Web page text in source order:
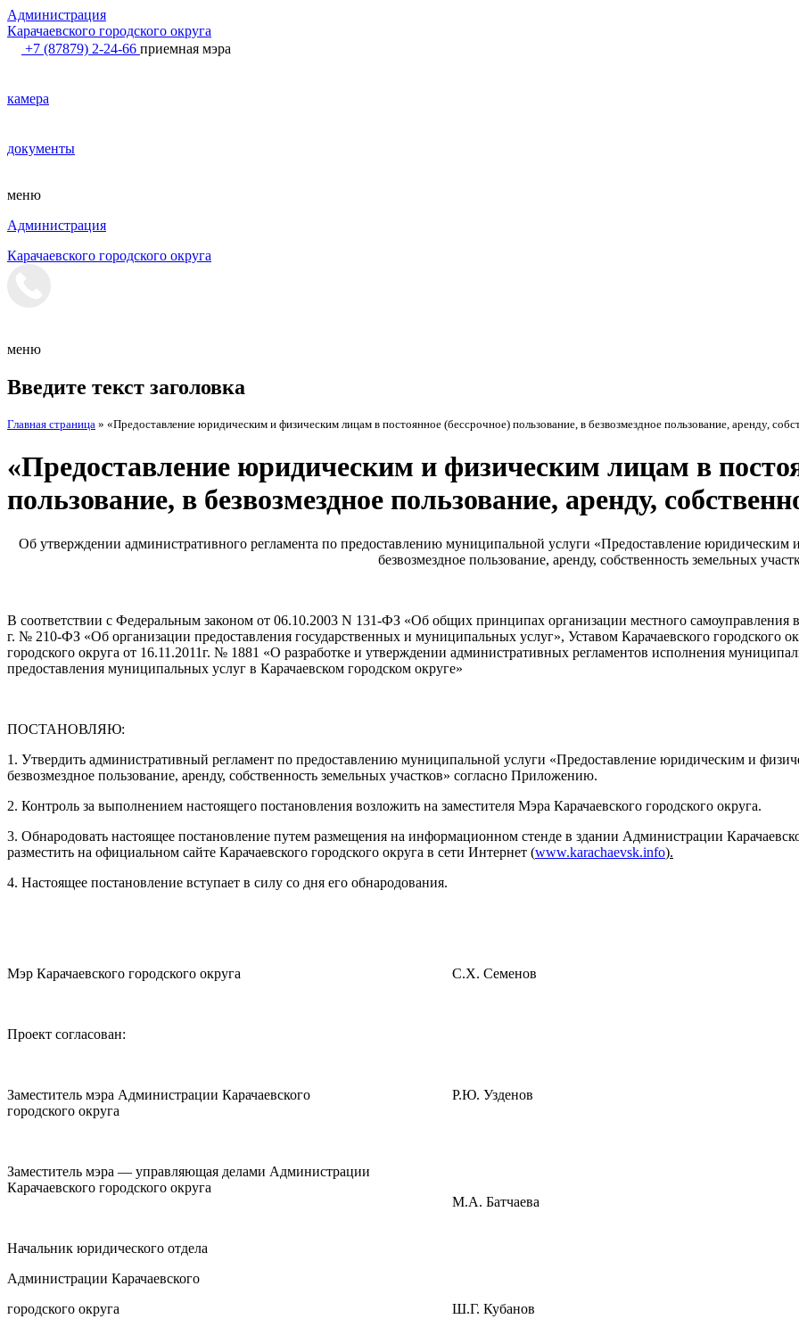
Администрация
Карачаевского городского округа
+7 (87879) 2-24-66 приемная мэра
камера
документы
меню
Администрация
Карачаевского городского округа
меню
Введите текст заголовка
Главная страница » «Предоставление юридическим и физическим лицам в постоянное (бессрочное) пользование, в безвозмездное пользование, аренду,
«Предоставление юридическим и физическим лицам в
пользование, в безвозмездное пользование, аренду,
Об утверждении административного регламента по предоставлению муниципальной услуги «Предоставление юридическим
безвозмездное пользование, аренду, собственность земельных
В соответствии с Федеральным законом от 06.10.2003 N 131-ФЗ «Об общих принципах организации местного
г. № 210-ФЗ «Об организации предоставления государственных и муниципальных услуг», Уставом Карачаевского городского
городского округа от 16.11.2011г. № 1881 «О разработке и утверждении административных регламентов исполнения
предоставления муниципальных услуг в Карачаевском городском округе»
ПОСТАНОВЛЯЮ:
1. Утвердить административный регламент по предоставлению муниципальной услуги «Предоставление юридическим и
безвозмездное пользование, аренду, собственность земельных участков» согласно Приложению.
2. Контроль за выполнением настоящего постановления возложить на заместителя Мэра Карачаевского городского округа.
3. Обнародовать настоящее постановление путем размещения на информационном стенде в здании Администрации
разместить на официальном сайте Карачаевского городского округа в сети Интернет (www.karachaevsk.info).
4. Настоящее постановление вступает в силу со дня его обнародования.
Мэр Карачаевского городского округа С.Х. Семенов
Проект согласован:
Заместитель мэра Администрации Карачаевского
городского округа
Р.Ю. Узденов
Заместитель мэра — управляющая делами Администрации
Карачаевского городского округа
М.А. Батчаева
Начальник юридического отдела
Администрации Карачаевского
городского округа
Ш.Г. Кубанов